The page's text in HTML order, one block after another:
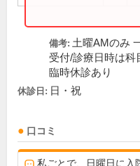
備考: 土曜AMのみ
受付/診療日時は科
臨時休診あり
休診日: 日・祝
口コミ
私ごとで、日曜日に入